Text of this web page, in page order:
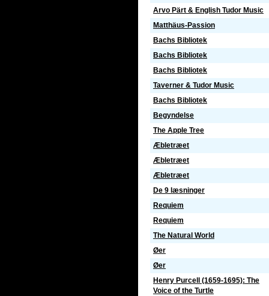
Arvo Pärt & English Tudor Music
Matthäus-Passion
Bachs Bibliotek
Bachs Bibliotek
Bachs Bibliotek
Taverner & Tudor Music
Bachs Bibliotek
Begyndelse
The Apple Tree
Æbletræet
Æbletræet
Æbletræet
De 9 læsninger
Requiem
Requiem
The Natural World
Øer
Øer
Henry Purcell (1659-1695): The
Voice of the Turtle